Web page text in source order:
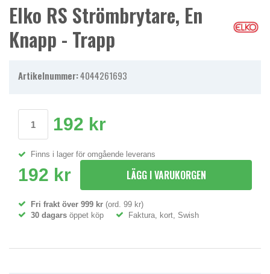
Elko RS Strömbrytare, En
Knapp - Trapp
Artikelnummer:4044261693
192 kr
Finns i lager för omgående leverans
192 kr LÄGG I VARUKORGEN
Fri frakt över 999 kr (ord. 99 kr)
30 dagars öppet köp Faktura, kort, Swish